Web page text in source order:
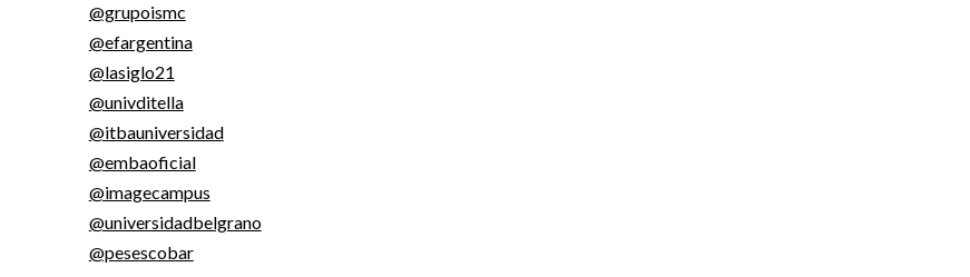
@grupoismc
@efargentina
@lasiglo21
@univditella
@itbauniversidad
@embaoficial
@imagecampus
@universidadbelgrano
@pesescobar